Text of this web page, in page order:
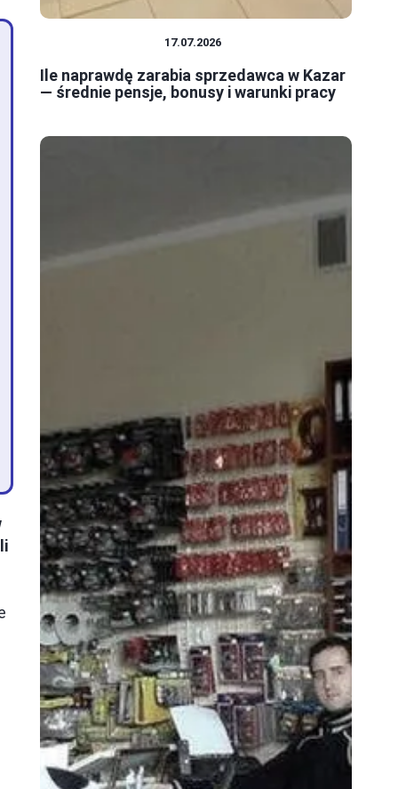
17.07.2026
Ile naprawdę zarabia sprzedawca w Kazar
— średnie pensje, bonusy i warunki pracy